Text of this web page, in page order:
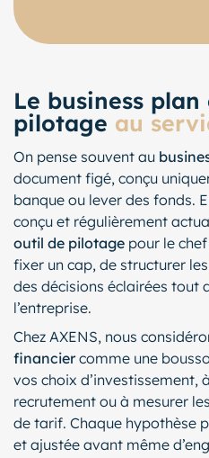
Le business
pilotage au
On pense souvent au
document figé, conçu
banque ou lever des fonds.
conçu et régulièrement
outil de pilotage pour le
fixer un cap, de structurer
des décisions éclairées tout
l’entreprise.
Chez AXENS, nous
financiercomme une
vos choix d’investissement,
recrutement ou à mesurer
de tarif. Chaque hypothèse
et ajustée avant même